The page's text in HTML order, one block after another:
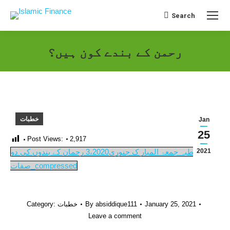
Search:
Search
رحمن کے بندے کون ہیں؟
Jan
25
2021
خطبات
Post Views: 2,917
خطبہ جمعۃ المبار ک جنوری3،2020 رحمان کے بندوں کی دو
صفات_compressed
Category: خطبات By absiddique111
January 25, 2021
Leave a comment